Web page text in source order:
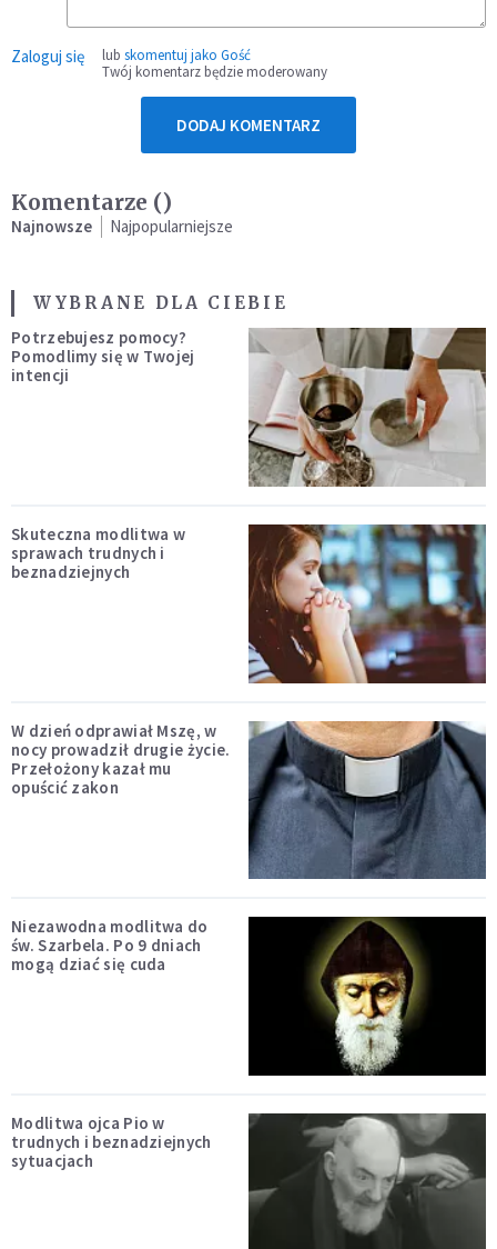
Zaloguj się lub skomentuj jako Gość
Twój komentarz będzie moderowany
DODAJ KOMENTARZ
Komentarze ()
Najnowsze Najpopularniejsze
WYBRANE DLA CIEBIE
Potrzebujesz pomocy?
Pomodlimy się w Twojej
intencji
Skuteczna modlitwa w
sprawach trudnych i
beznadziejnych
W dzień odprawiał Mszę, w
nocy prowadził drugie życie.
Przełożony kazał mu
opuścić zakon
Niezawodna modlitwa do
św. Szarbela. Po 9 dniach
mogą dziać się cuda
Modlitwa ojca Pio w
trudnych i beznadziejnych
sytuacjach